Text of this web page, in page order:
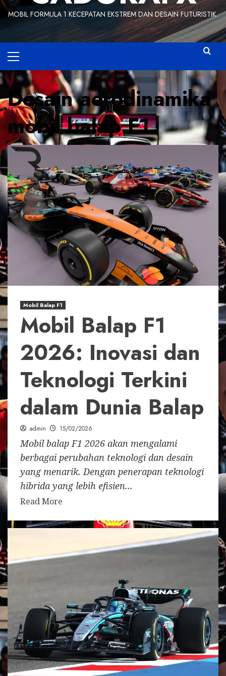
MOBIL FORMULA 1 KECEPATAN EKSTREM DAN DESAIN FUTURISTIK.
Menu
Desain aerodinamika
mobil balap F1
Mobil Balap F1
Mobil Balap F1
2026: Inovasi dan
Teknologi Terkini
dalam Dunia Balap
admin 15/02/2026
Mobil balap F1 2026 akan mengalami
berbagai perubahan teknologi dan desain
yang menarik. Dengan penerapan teknologi
hibrida yang lebih efisien...
Read More